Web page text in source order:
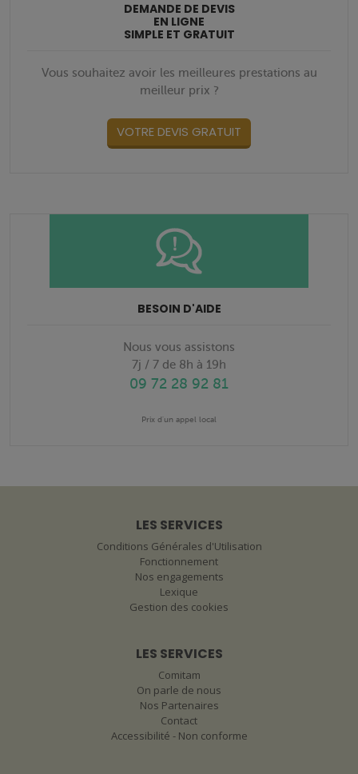
DEMANDE DE DEVIS
EN LIGNE
SIMPLE ET GRATUIT
Vous souhaitez avoir les meilleures prestations au
meilleur prix ?
VOTRE DEVIS GRATUIT
BESOIN D'AIDE
Nous vous assistons
7j / 7 de 8h à 19h
09 72 28 92 81
Prix d'un appel local
LES SERVICES
Conditions Générales d'Utilisation
Fonctionnement
Nos engagements
Lexique
Gestion des cookies
LES SERVICES
Comitam
On parle de nous
Nos Partenaires
Contact
Accessibilité - Non conforme